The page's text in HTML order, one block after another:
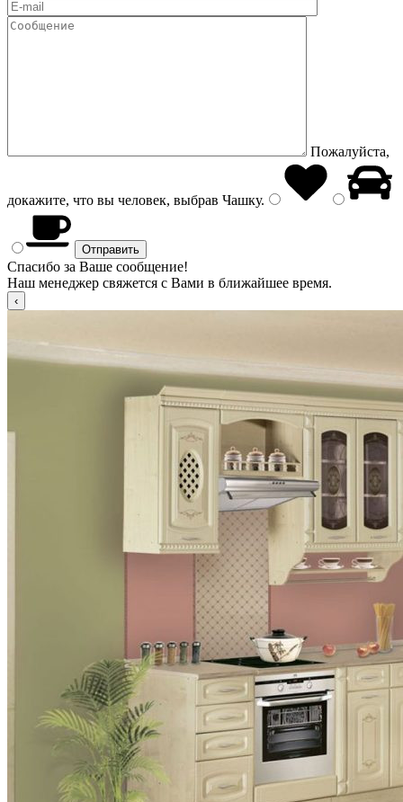
Пожалуйста,
докажите, что вы человек, выбрав Чашку.
Спасибо за Ваше сообщение!
Наш менеджер свяжется с Вами в ближайшее время.